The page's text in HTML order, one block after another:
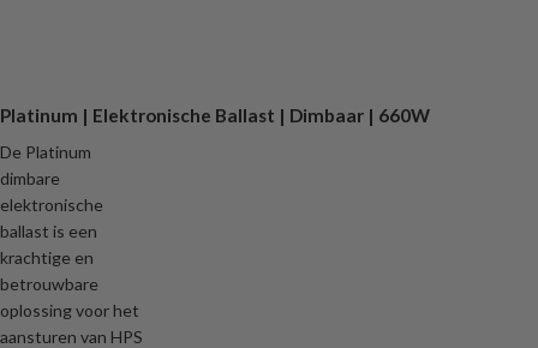
Platinum | Elektronische Ballast | Dimbaar | 660W
De Platinum
dimbare
elektronische
ballast is een
krachtige en
betrouwbare
oplossing voor het
aansturen van HPS